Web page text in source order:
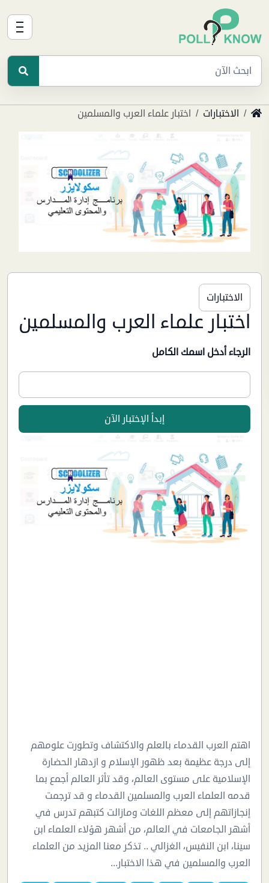
الاختبارات اختبار علماء العرب والمسلمين
الاختبارات
اختبار علماء العرب والمسلمين
الرجاء أدخل اسمك الكامل
إبدأ الإختبار الآن
اهتم العرب القدماء بالعلم والاكتشاف وتطورت علومهم
إلى درجة عظيمة بعد ظهور الإسلام و ازدهار الحضارة
الإسلامية على مستوى العالم، وقد تأثر العالم أجمع بما
قدمه العلماء العرب والمسلمين القدماء و قد ترجمت
إنجازاتهم إلى معظم اللغات ومازالت كتبهم تدرس في
أشهر الجامعات في العالم، من أشهر هؤلاء العلماء ابن
سينا، ابن النفيس، الغزالي .. تذكر معنا المزيد من العلماء
العرب والمسلمين في هذا الاختبار...